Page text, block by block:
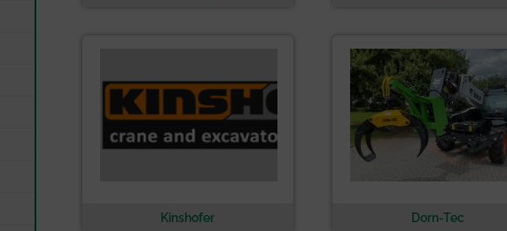
Kinshofer Dorn-Tec